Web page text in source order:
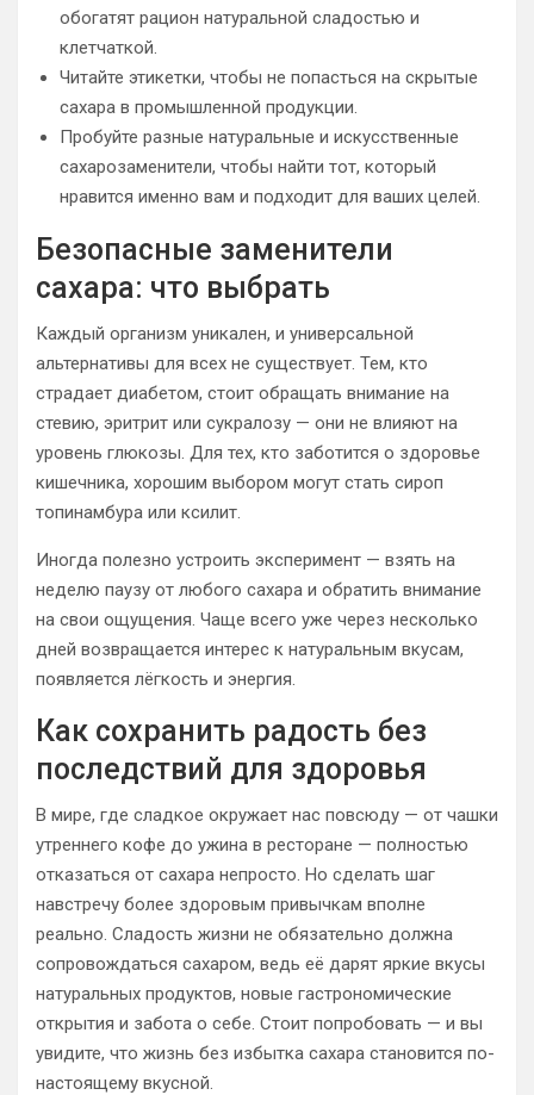
обогатят рацион натуральной сладостью и
клетчаткой.
Читайте этикетки, чтобы не попасться на скрытые
сахара в промышленной продукции.
Пробуйте разные натуральные и искусственные
сахарозаменители, чтобы найти тот, который
нравится именно вам и подходит для ваших целей.
Безопасные заменители
сахара: что выбрать
Каждый организм уникален, и универсальной
альтернативы для всех не существует. Тем, кто
страдает диабетом, стоит обращать внимание на
стевию, эритрит или сукралозу — они не влияют на
уровень глюкозы. Для тех, кто заботится о здоровье
кишечника, хорошим выбором могут стать сироп
топинамбура или ксилит.
Иногда полезно устроить эксперимент — взять на
неделю паузу от любого сахара и обратить внимание
на свои ощущения. Чаще всего уже через несколько
дней возвращается интерес к натуральным вкусам,
появляется лёгкость и энергия.
Как сохранить радость без
последствий для здоровья
В мире, где сладкое окружает нас повсюду — от чашки
утреннего кофе до ужина в ресторане — полностью
отказаться от сахара непросто. Но сделать шаг
навстречу более здоровым привычкам вполне
реально. Сладость жизни не обязательно должна
сопровождаться сахаром, ведь её дарят яркие вкусы
натуральных продуктов, новые гастрономические
открытия и забота о себе. Стоит попробовать — и вы
увидите, что жизнь без избытка сахара становится по-
настоящему вкусной.